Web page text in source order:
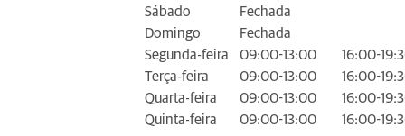
Sábado
Fechada
Domingo
Fechada
Segunda-feira
09:00-13:00
16:00-
Terça-feira
09:00-13:00
16:00-
Quarta-feira
09:00-13:00
16:00-
Quinta-feira
09:00-13:00 16:00-